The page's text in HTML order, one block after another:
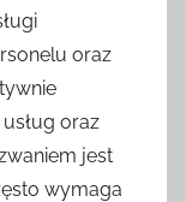
oraz
oraz
jest
wymaga